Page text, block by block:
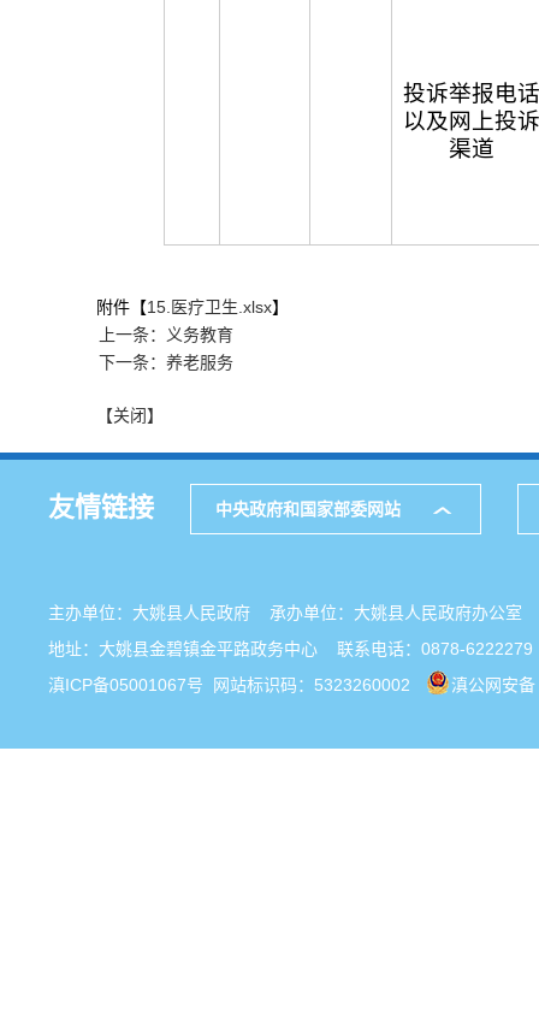
投诉举报电话
以及网上投诉
渠道
附件【15.医疗卫生.xlsx】
上一条：义务教育
下一条：养老服务
【关闭】
友情链接 中央政府和国家部委网站
主办单位：大姚县人民政府 承办单位：大姚县人民政府办公
地址：大姚县金碧镇金平路政务中心 联系电话：0878-6222279
滇ICP备05001067号 网站标识码：5323260002 滇公网安